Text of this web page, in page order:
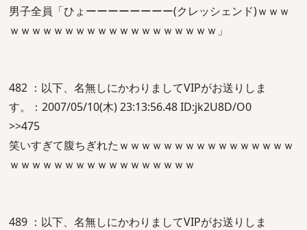
男子全員「ひょーーーーーーーー(クレッシェンド)ｗｗｗ
ｗｗｗｗｗｗｗｗｗｗｗｗｗｗｗｗｗｗｗ」
482 ：以下、名無しにかわりましてVIPがお送りしま
す。：2007/05/10(木) 23:13:56.48 ID:jk2U8D/O0
>>475
笑いすぎて腹ちぎれたｗｗｗｗｗｗｗｗｗｗｗｗｗｗｗｗ
ｗｗｗｗｗｗｗｗｗｗｗｗｗｗｗｗｗ
489 ：以下、名無しにかわりましてVIPがお送りしま